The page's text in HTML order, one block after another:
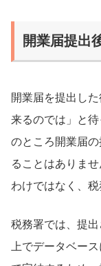
開業届提出
開業届を提出し
来るのでは」と
のところ開業届
ることはありま
わけではなく、税
税務署では、提
上でデータベー